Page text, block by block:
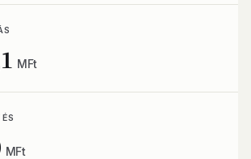
MFt
MFt